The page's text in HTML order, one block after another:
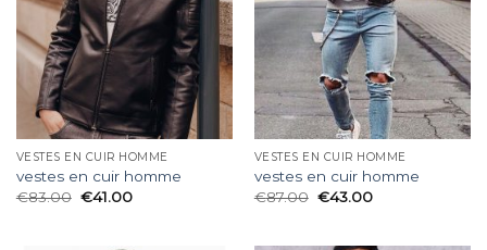
VESTES EN CUIR HOMME
vestes en cuir homme
€83.00 €41.00
VESTES EN CUIR HOMME
vestes en cuir homme
€87.00 €43.00